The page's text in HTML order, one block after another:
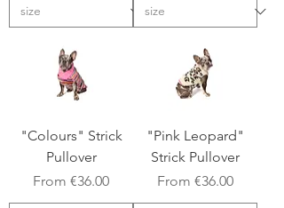
"Colours" Strick
Pullover
From €36.00
Sale Price
"Pink Leopard"
Strick Pullover
From €36.00
Sale Price